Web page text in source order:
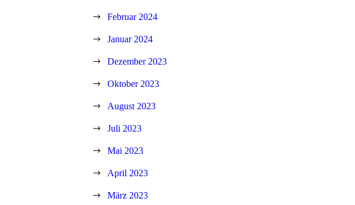
Februar 2024
Januar 2024
Dezember 2023
Oktober 2023
August 2023
Juli 2023
Mai 2023
April 2023
März 2023